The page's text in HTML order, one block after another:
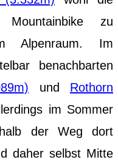
zu
Alpenraum. Im
benachbarten
und Rothorn
im Sommer
der Weg dort
daher selbst Mitte